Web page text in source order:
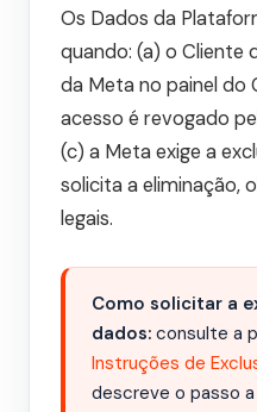
Os Dados da
quando: (a) o Cliente
da Meta no painel do
acesso é revogado
(c) a Meta exige a
solicita a eliminação,
legais.
Como solicitar a
dados: consulte a
Instruções de
descreve o passo